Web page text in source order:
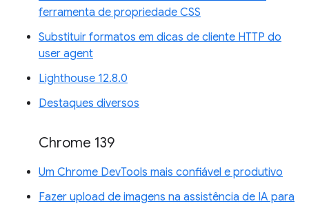
ferramenta de propriedade CSS
Substituir formatos em dicas de cliente HTTP do
user agent
Lighthouse 12.8.0
Destaques diversos
Chrome 139
Um Chrome DevTools mais confiável e produtivo
Fazer upload de imagens na assistência de IA para